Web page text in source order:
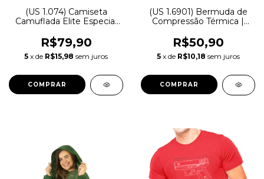
(US 1.074) Camiseta
Camuflada Elite Especial
R$79,90
5 x de R$15,98 sem juros
COMPRAR
(US 1.6901) Bermuda de
Compressão Térmica |
R$50,90
5 x de R$10,18 sem juros
COMPRAR